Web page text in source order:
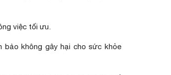
việc tối ưu.
bảo không gây hại cho sức khỏe